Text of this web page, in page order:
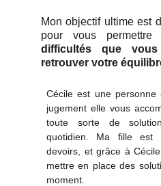
Mon objectif ultime est
pour vous
difficultés que vous
retrouver votre
Cécile est une personne
jugement elle vous
toute sorte de
quotidien. Ma fille est
devoirs, et grâce à
mettre en place des
moment.